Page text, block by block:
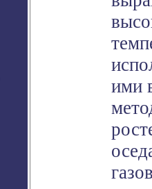
ими